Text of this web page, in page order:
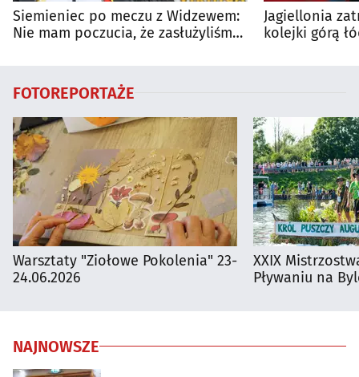
Siemieniec po meczu z Widzewem:
Nie mam poczucia, że zasłużyliśmy
Jagiellonia
kolejki górą
FOTOREPORTAŻE
Warsztaty "Ziołowe Pokolenia" 23-
24.06.2026
XXIX
Pływaniu na
NAJNOWSZE